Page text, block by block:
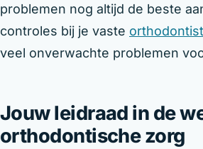
problemen nog altijd de beste
controles bij je vaste
veel onverwachte problemen
Jouw leidraad in de
orthodontische zorg